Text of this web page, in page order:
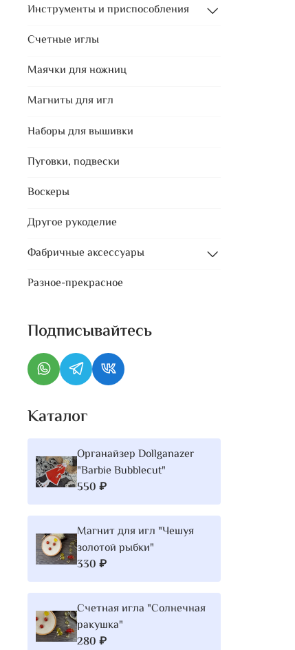
Инструменты и приспособления
Счетные иглы
Маячки для ножниц
Магниты для игл
Наборы для вышивки
Пуговки, подвески
Воскеры
Другое рукоделие
Фабричные аксессуары
Разное-прекрасное
Подписывайтесь
Каталог
Органайзер Dollganazer
"Barbie Bubblecut"
550 ₽
Магнит для игл "Чешуя
золотой рыбки"
330 ₽
Счетная игла "Солнечная
ракушка"
280 ₽